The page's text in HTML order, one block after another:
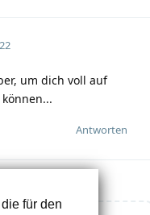
für den
um dich voll auf
Antworten